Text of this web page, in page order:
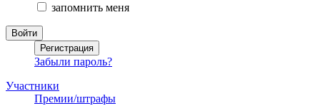
запомнить меня
Забыли пароль?
Участники
Премии/штрафы